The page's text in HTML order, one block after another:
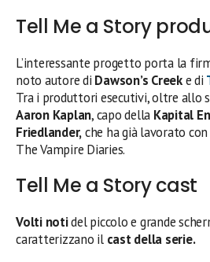
Tell Me a Story
L’interessante progetto porta la
noto autore di Dawson’s Creeke di
Tra i produttori esecutivi, oltre allo
Aaron Kaplan, capo della Kapital
Friedlander,che ha già lavorato
The Vampire Diaries.
Tell Me a Story cast
Volti notidel piccolo e grande
caratterizzano il cast della serie.